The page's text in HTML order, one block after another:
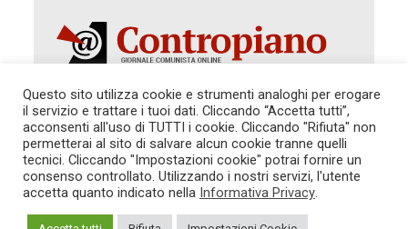
Autorizzazione del Tribunale di Roma 286 del 31
dicembre 2014. Direttore Responsabile: Sergio
Cararo. Indirizzo: V.Casalbruciato 27- sc. B - 00159
Roma -
Tel. 06.640.122.19 -redazione@contropiano.org
TG CONTROPIANO
LINK CONSIGLIATI
Questo sito utilizza cookie e strumenti analoghi per erogare
il servizio e trattare i tuoi dati. Cliccando “Accetta tutti”,
acconsenti all'uso di TUTTI i cookie. Cliccando "Rifiuta" non
permetterai al sito di salvare alcun cookie tranne quelli
tecnici. Cliccando "Impostazioni cookie" potrai fornire un
consenso controllato. Utilizzando i nostri servizi, l'utente
accetta quanto indicato nella Informativa Privacy.